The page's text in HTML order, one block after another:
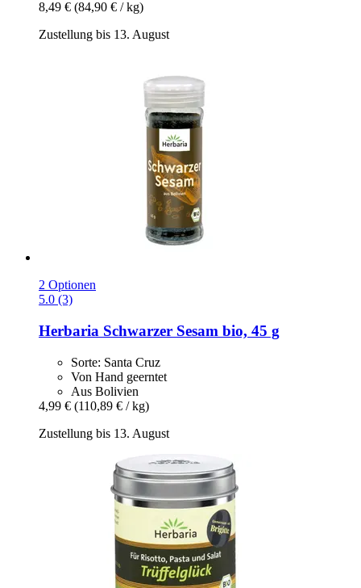
8,49 € (84,90 € / kg)
Zustellung bis 13. August
2 Optionen
5.0 (3)
Herbaria Schwarzer Sesam bio, 45 g
Sorte: Santa Cruz
Von Hand geerntet
Aus Bolivien
4,99 € (110,89 € / kg)
Zustellung bis 13. August